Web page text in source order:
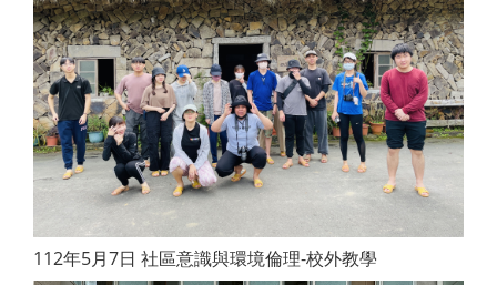
112年5月7日 社區意識與環境倫理-校外教學